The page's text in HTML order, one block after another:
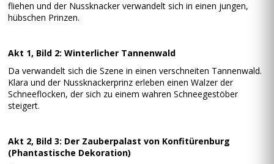
fliehen und der Nussknacker verwandelt sich in einen jungen,
hübschen Prinzen.
Akt 1, Bild 2: Winterlicher Tannenwald
Da verwandelt sich die Szene in einen verschneiten Tannenwald.
Klara und der Nussknackerprinz erleben einen Walzer der
Schneeflocken, der sich zu einem wahren Schneegestöber
steigert.
Akt 2, Bild 3: Der Zauberpalast von Konfitürenburg
(Phantastische Dekoration)